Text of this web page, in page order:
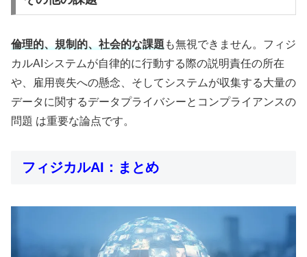
倫理的、規制的、社会的な課題 も無視できません。フィジ
カルAIシステムが自律的に行動する際の説明責任の所在
や、雇用喪失への懸念、そしてシステムが収集する大量の
データに関するデータプライバシーとコンプライアンスの
問題 は重要な論点です。
フィジカルAI：まとめ